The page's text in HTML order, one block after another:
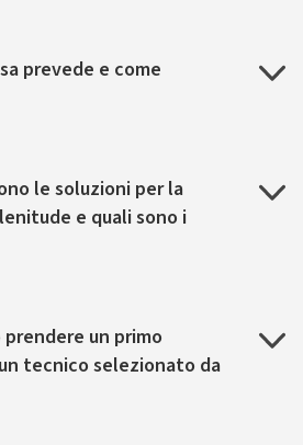
prevede e come
le soluzioni per la
e quali sono i
un primo
tecnico selezionato da